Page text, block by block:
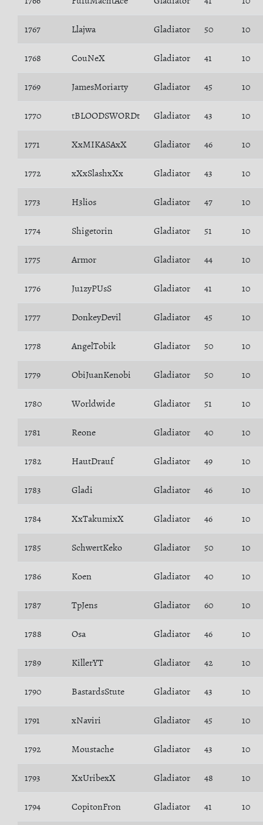
1767 Llajwa Gladiator 50 10
1768 CouNeX Gladiator 41 10
1769 JamesMoriarty Gladiator 45 10
1770 tBLOODSWORDt Gladiator 43 10
1771 XxMIKASAxX Gladiator 46 10
1772 xXxSlashxXx Gladiator 43 10
1773 H3lios Gladiator 47 10
1774 Shigetorin Gladiator 51 10
1775 Armor Gladiator 44 10
1776 Ju1zyPUsS Gladiator 41 10
1777 DonkeyDevil Gladiator 45 10
1778 AngelTobik Gladiator 50 10
1779 ObiJuanKenobi Gladiator 50 10
1780 Worldwide Gladiator 51 10
1781 Reone Gladiator 40 10
1782 HautDrauf Gladiator 49 10
1783 Gladi Gladiator 46 10
1784 XxTakumixX Gladiator 46 10
1785 SchwertKeko Gladiator 50 10
1786 Koen Gladiator 40 10
1787 TpJens Gladiator 60 10
1788 Osa Gladiator 46 10
1789 KillerYT Gladiator 42 10
1790 BastardsStute Gladiator 43 10
1791 xNaviri Gladiator 45 10
1792 Moustache Gladiator 43 10
1793 XxUribexX Gladiator 48 10
1794 CopitonFron Gladiator 41 10